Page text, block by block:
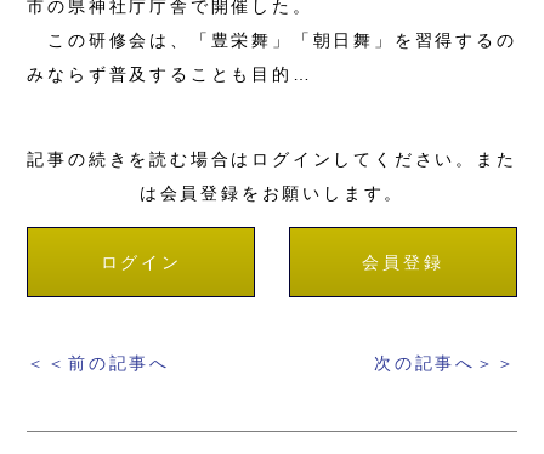
市の県神社庁庁舎で開催した。
この研修会は、「豊栄舞」「朝日舞」を習得するの
みならず普及することも目的…
記事の続きを読む場合はログインしてください。また
は会員登録をお願いします。
ログイン 会員登録
＜＜前の記事へ 次の記事へ＞＞